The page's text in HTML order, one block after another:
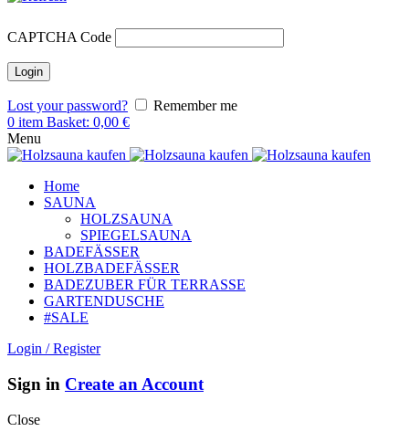
CAPTCHA Code
Lost your password?
Remember me
0 item Basket: 0,00 €
Menu
Home
SAUNA
HOLZSAUNA
SPIEGELSAUNA
BADEFÄSSER
HOLZBADEFÄSSER
BADEZUBER FÜR TERRASSE
GARTENDUSCHE
#SALE
Login / Register
Sign in Create an Account
Close